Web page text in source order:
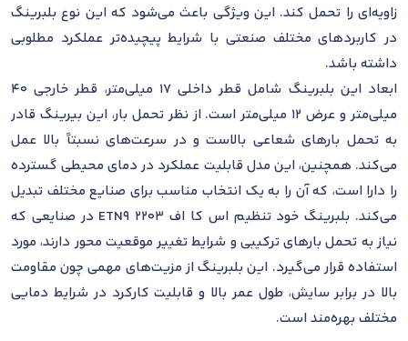
زاویه‌ای را تحمل کند. این ویژگی باعث می‌شود که این نوع بلبرینگ
در کاربردهای مختلف صنعتی با شرایط پیچیده‌تر عملکرد مطلوبی
داشته باشد.
ابعاد این بلبرینگ شامل قطر داخلی 17 میلی‌متر، قطر خارجی 40
میلی‌متر و عرض 12 میلی‌متر است. از نظر تحمل بار، این بیرینگ قادر
به تحمل بارهای شعاعی بالاست و در سرعت‌های نسبتاً بالا عمل
می‌کند. همچنین، این مدل قابلیت عملکرد در دمای محیطی گسترده
را دارا است، که آن را به یک انتخاب مناسب برای صنایع مختلف تبدیل
می‌کند. بلبرینگ خود تنظیم اس کا اف 2203 ETN9 در صنایعی که
نیاز به تحمل بارهای ترکیبی و شرایط تغییر موقعیت محور دارند، مورد
استفاده قرار می‌گیرد. این بلبرینگ از مزیت‌های مهمی چون مقاومت
بالا در برابر سایش، طول عمر بالا و قابلیت کارکرد در شرایط دمایی
مختلف بهره‌مند است.